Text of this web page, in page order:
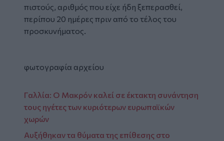
πιστούς, αριθμός που είχε ήδη ξεπερασθεί,
περίπου 20 ημέρες πριν από το τέλος του
προσκυνήματος.
φωτογραφία αρχείου
Γαλλία: Ο Μακρόν καλεί σε έκτακτη συνάντηση
τους ηγέτες των κυριότερων ευρωπαϊκών
χωρών
Αυξήθηκαν τα θύματα της επίθεσης στο